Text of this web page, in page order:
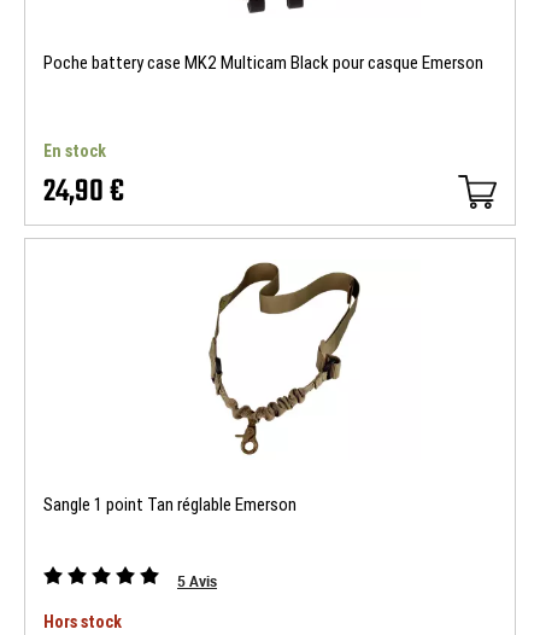
Poche battery case MK2 Multicam Black pour casque Emerson
En stock
24,90 €
Sangle 1 point Tan réglable Emerson
5Avis
Hors stock